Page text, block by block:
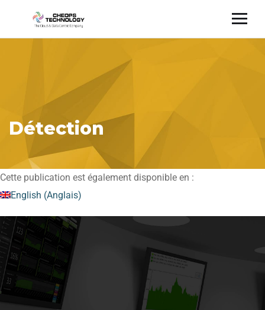
Détection
Cette publication est également disponible en :
English (Anglais)